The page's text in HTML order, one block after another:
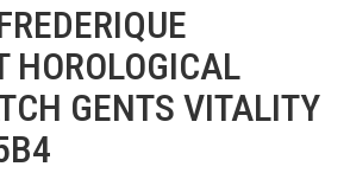
HOROLOGICAL
GENTS VITALITY